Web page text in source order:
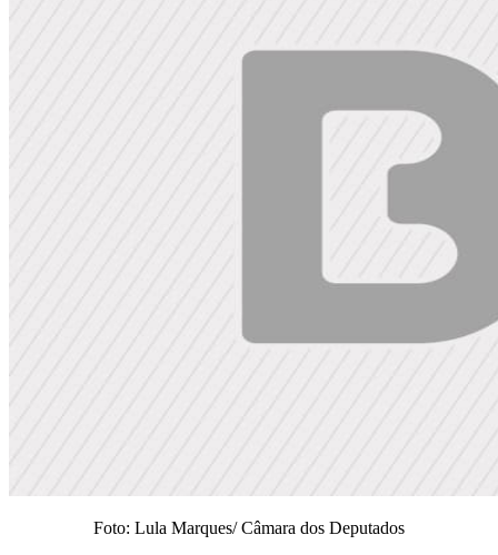
Foto: Lula Marques/ Câmara dos Deputados